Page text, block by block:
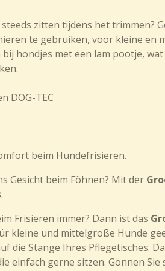
zitten tijdens het trimmen?
te gebruiken, voor kleine en
hondjes met een lam pootje,
DOG-TEC
beim Hundefrisieren.
Gesicht beim Föhnen? Mit der
Frisieren immer? Dann ist das
kleine und mittelgroße Hunde
die Stange Ihres Pflegetisches.
einfach gerne sitzen. Gönnen